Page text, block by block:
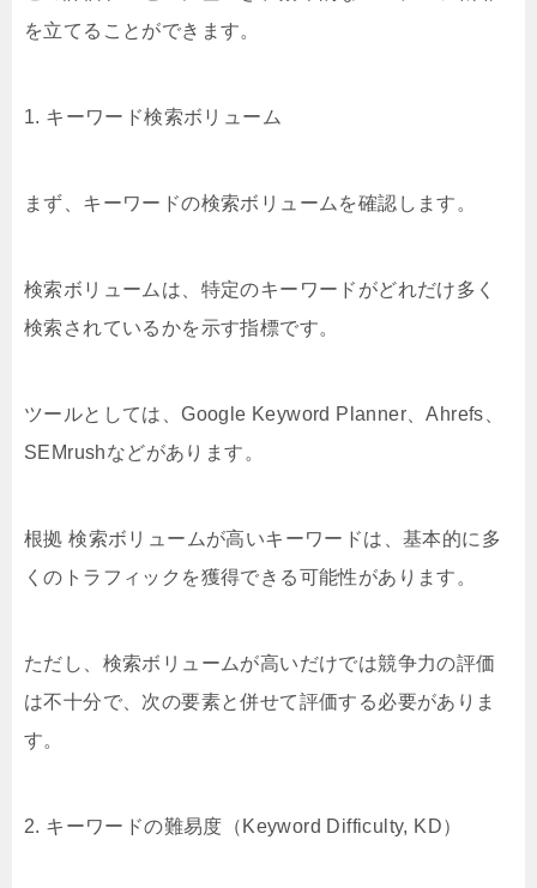
を立てることができます。
1. キーワード検索ボリューム
まず、キーワードの検索ボリュームを確認します。
検索ボリュームは、特定のキーワードがどれだけ多く
検索されているかを示す指標です。
ツールとしては、Google Keyword Planner、Ahrefs、
SEMrushなどがあります。
根拠 検索ボリュームが高いキーワードは、基本的に多
くのトラフィックを獲得できる可能性があります。
ただし、検索ボリュームが高いだけでは競争力の評価
は不十分で、次の要素と併せて評価する必要がありま
す。
2. キーワードの難易度（Keyword Difficulty, KD）